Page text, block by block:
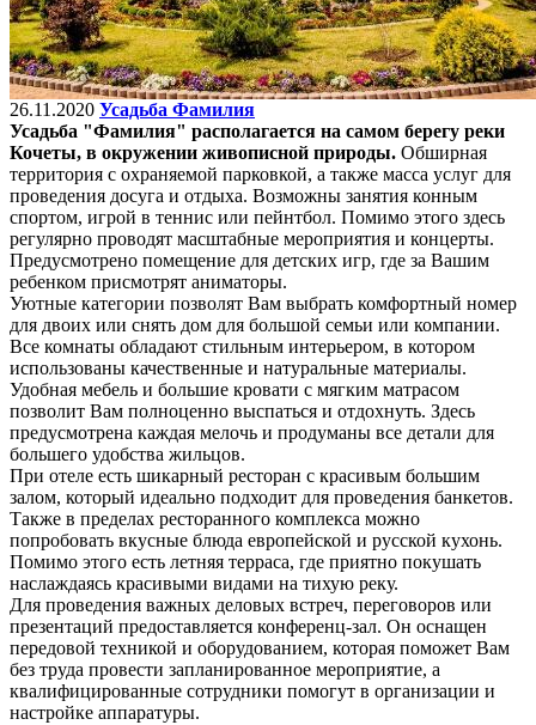
26.11.2020 Усадьба Фамилия
Усадьба "Фамилия" располагается на самом берегу реки
Кочеты, в окружении живописной природы. Обширная
территория с охраняемой парковкой, а также масса услуг для
проведения досуга и отдыха. Возможны занятия конным
спортом, игрой в теннис или пейнтбол. Помимо этого здесь
регулярно проводят масштабные мероприятия и концерты.
Предусмотрено помещение для детских игр, где за Вашим
ребенком присмотрят аниматоры.
Уютные категории позволят Вам выбрать комфортный номер
для двоих или снять дом для большой семьи или компании.
Все комнаты обладают стильным интерьером, в котором
использованы качественные и натуральные материалы.
Удобная мебель и большие кровати с мягким матрасом
позволит Вам полноценно выспаться и отдохнуть. Здесь
предусмотрена каждая мелочь и продуманы все детали для
большего удобства жильцов.
При отеле есть шикарный ресторан с красивым большим
залом, который идеально подходит для проведения банкетов.
Также в пределах ресторанного комплекса можно
попробовать вкусные блюда европейской и русской кухонь.
Помимо этого есть летняя терраса, где приятно покушать
наслаждаясь красивыми видами на тихую реку.
Для проведения важных деловых встреч, переговоров или
презентаций предоставляется конференц-зал. Он оснащен
передовой техникой и оборудованием, которая поможет Вам
без труда провести запланированное мероприятие, а
квалифицированные сотрудники помогут в организации и
настройке аппаратуры.